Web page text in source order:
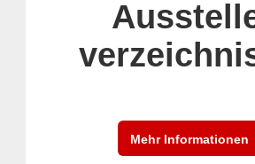
Mehr Informationen